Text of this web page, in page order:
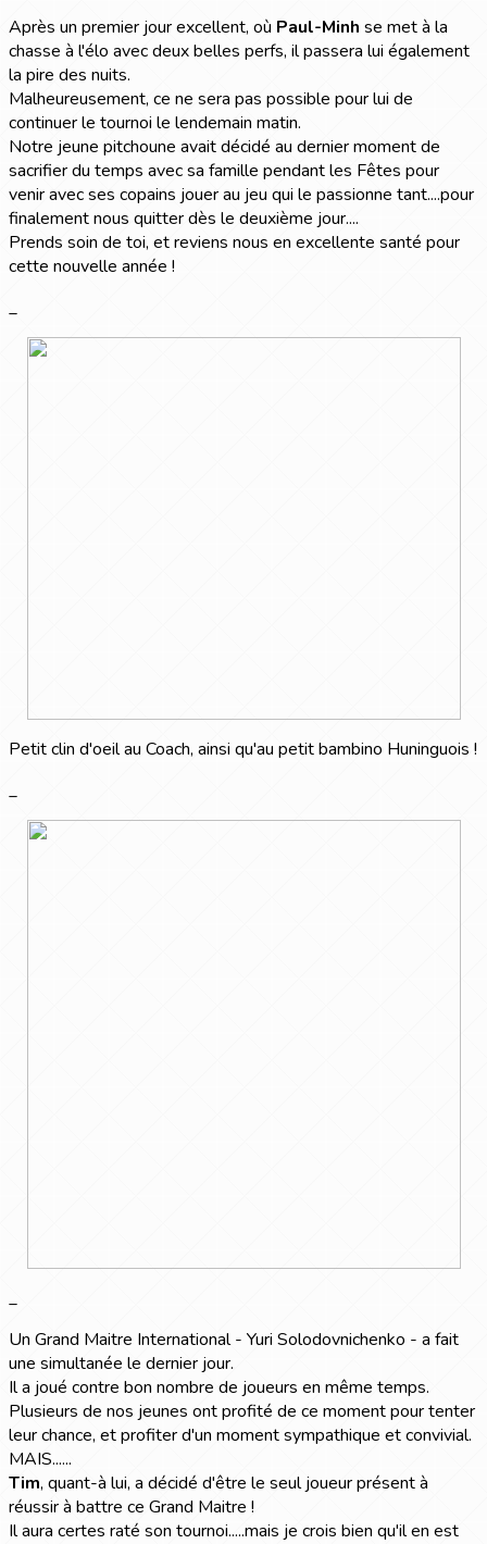
Après un premier jour excellent, où Paul-Minh se met à la
chasse à l'élo avec deux belles perfs, il passera lui également
la pire des nuits.
Malheureusement, ce ne sera pas possible pour lui de
continuer le tournoi le lendemain matin.
Notre jeune pitchoune avait décidé au dernier moment de
sacrifier du temps avec sa famille pendant les Fêtes pour
venir avec ses copains jouer au jeu qui le passionne tant....pour
finalement nous quitter dès le deuxième jour....
Prends soin de toi, et reviens nous en excellente santé pour
cette nouvelle année !
_
Petit clin d'oeil au Coach, ainsi qu'au petit bambino Huninguois !
_
_
Un Grand Maitre International - Yuri Solodovnichenko - a fait
une simultanée le dernier jour.
Il a joué contre bon nombre de joueurs en même temps.
Plusieurs de nos jeunes ont profité de ce moment pour tenter
leur chance, et profiter d'un moment sympathique et convivial.
MAIS......
Tim, quant-à lui, a décidé d'être le seul joueur présent à
réussir à battre ce Grand Maitre !
Il aura certes raté son tournoi.....mais je crois bien qu'il en est